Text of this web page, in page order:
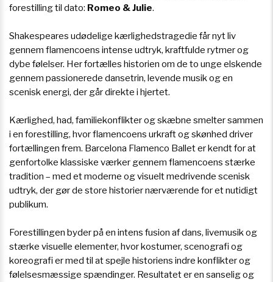
forestilling til dato: Romeo & Julie.
Shakespeares udødelige kærlighedstragedie får nyt liv
gennem flamencoens intense udtryk, kraftfulde rytmer og
dybe følelser. Her fortælles historien om de to unge elskende
gennem passionerede dansetrin, levende musik og en
scenisk energi, der går direkte i hjertet.
Kærlighed, had, familiekonflikter og skæbne smelter sammen
i en forestilling, hvor flamencoens urkraft og skønhed driver
fortællingen frem. Barcelona Flamenco Ballet er kendt for at
genfortolke klassiske værker gennem flamencoens stærke
tradition – med et moderne og visuelt medrivende scenisk
udtryk, der gør de store historier nærværende for et nutidigt
publikum.
Forestillingen byder på en intens fusion af dans, livemusik og
stærke visuelle elementer, hvor kostumer, scenografi og
koreografi er med til at spejle historiens indre konflikter og
følelsesmæssige spændinger. Resultatet er en sanselig og